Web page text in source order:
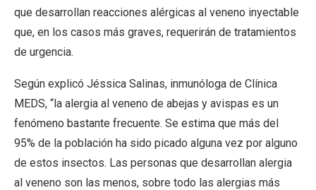
que desarrollan reacciones alérgicas al veneno inyectable
que, en los casos más graves, requerirán de tratamientos
de urgencia.
Según explicó Jéssica Salinas, inmunóloga de Clínica
MEDS, “la alergia al veneno de abejas y avispas es un
fenómeno bastante frecuente. Se estima que más del
95% de la población ha sido picado alguna vez por alguno
de estos insectos. Las personas que desarrollan alergia
al veneno son las menos, sobre todo las alergias más